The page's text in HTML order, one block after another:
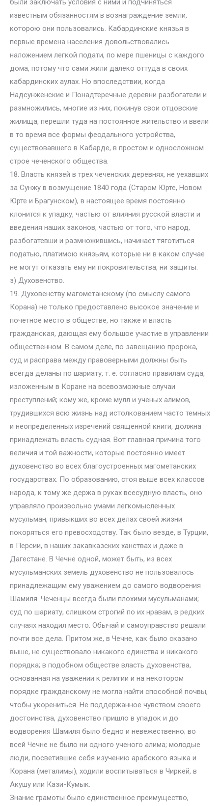
были заключать условия с ними и подчиняться
известным обязанностям в вознаграждение земли,
которою они пользовались. Кабардинские князья в
первые времена населения довольствовались
наложением легкой подати, по мере пшеницы с каждого
дома, потому что сами жили далеко оттуда в своих
кабардинских аулах. Но впоследствии, когда
Надсунженские и Понадтеречные деревни разбогатели и
размножились, многие из них, покинув свои отцовские
жилища, перешли туда на постоянное жительство и ввели
в то время все формы феодального устройства,
существовавшего в Кабарде, в простом и односложном
строе чеченского общества.
18. Власть князей в трех чеченских деревнях, не уехавших
за Сунжу в возмущение 1840 года (Старом Юрте, Новом
Юрте и Брагунском), в настоящее время постоянно
клонится к упадку, частью от влияния русской власти и
введения наших законов, частью от того, что народ,
разбогатевши и размножившись, начинает тяготиться
податью, платимою князьям, которые ни в каком случае
не могут отказать ему ни покровительства, ни защиты.
з) Духовенство.
19. Духовенству магометанскому (по смыслу самого
Корана) не только предоставлено высокое значение и
почетное место в обществе, но также и власть
гражданская, дающая ему большое участие в управлении
общественном. В самом деле, по завещанию пророка,
суд и расправа между правоверными должны быть
всегда деланы по шариату, т. е. согласно правилам суда,
изложенным в Коране на всевозможные случаи
преступлений; кому же, кроме мулл и ученых алимов,
трудившихся всю жизнь над истолкованием часто темных
и неопределенных изречений священной книги, должна
принадлежать власть судная. Вот главная причина того
величия и той важности, которые постоянно имеет
духовенство во всех благоустроенных магометанских
государствах. По образованию, стоя выше всех классов
народа, к тому же держа в руках всесудную власть, оно
управляло произвольно умами легкомысленных
мусульман, привыкших во всех делах своей жизни
покоряться его превосходству. Так было везде, в Турции,
в Персии, в наших закавказских ханствах и даже в
Дагестане. В Чечне одной, может быть, из всех
мусульманских земель духовенство не пользовалось
принадлежащим ему уважением до самого водворения
Шамиля. Чеченцы всегда были плохими мусульманами;
суд по шариату, слишком строгий по их нравам, в редких
случаях находил место. Обычай и самоуправство решали
почти все дела. Притом же, в Чечне, как было сказано
выше, не существовало никакого единства и никакого
порядка; в подобном обществе власть духовенства,
основанная на уважении к религии и на некотором
порядке гражданскому не могла найти способной почвы,
чтобы укорениться. Не поддержанное чувством своего
достоинства, духовенство пришло в упадок и до
водворения Шамиля было бедно и невежественно; во
всей Чечне не было ни одного ученого алима; молодые
люди, посветившие себя изучению арабского языка и
Корана (металимы), ходили воспитываться в Чиркей, в
Акушу или Кази-Кумык.
Знание грамоты было единственное преимущество,